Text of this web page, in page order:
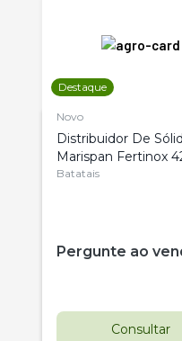
Destaque
Novo
Distribuidor De
Marispan Fertinox
Citrus
Batatais
Pergunte ao
Consultar